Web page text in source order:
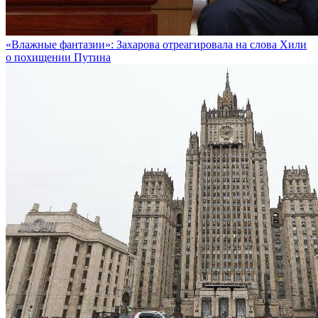
«Влажные фантазии»: Захарова отреагировала на слова Хили
о похищении Путина